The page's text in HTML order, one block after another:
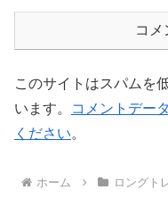
コメ
このサイトはスパムを
います。
コメントデー
ください。
ホーム ロングト